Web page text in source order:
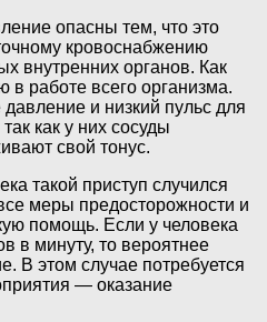
опасны тем, что это
кровоснабжению
внутренних органов. Как
в работе всего организма.
и низкий пульс для
как у них сосуды
свой тонус.
такой приступ случился
меры предосторожности и
помощь. Если у человека
в минуту, то вероятнее
В этом случае потребуется
— оказание